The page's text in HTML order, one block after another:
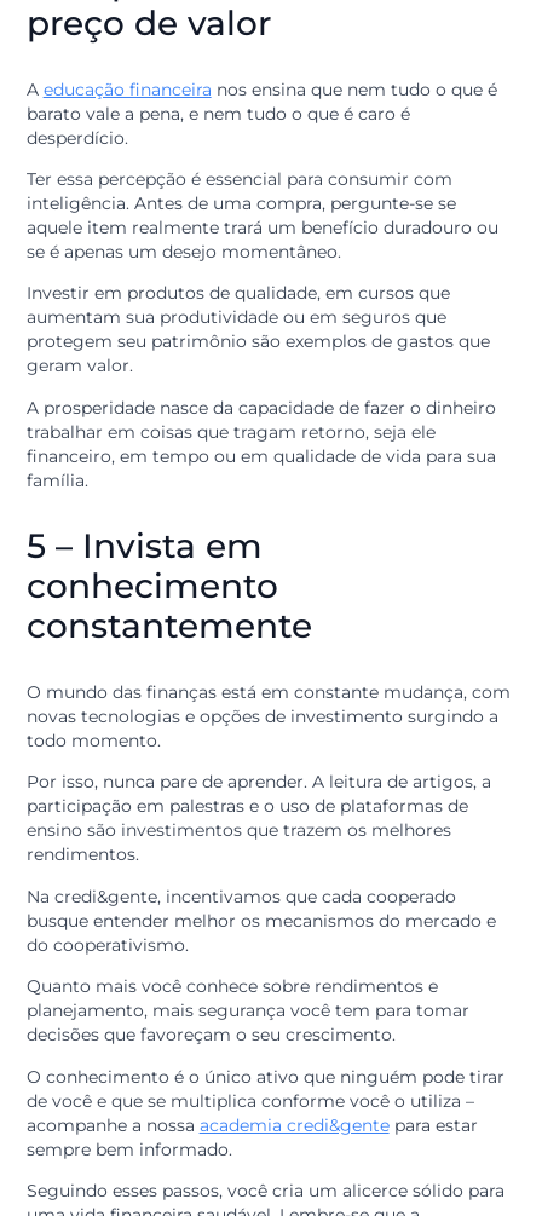
Assim que receber sua renda, separe uma parte para
seja pequeno no início, o mais importante aqui é a
construção do hábito.
de que o seu futuro e a sua segurança são as
Esse comportamento é o que garante que você terá
recursos para aproveitar oportunidades ou enfrentar
imprevistos sem desespero.
4 – Aprenda a diferenciar
preço de valor
Aeducação financeiranos ensina que nem tudo o que
barato vale a pena, e nem tudo o que é caro é
Ter essa percepção é essencial para consumir com
inteligência. Antes de uma compra, pergunte-se se
aquele item realmente trará um benefício duradouro
se é apenas um desejo momentâneo.
Investir em produtos de qualidade, em cursos que
aumentam sua produtividade ou em seguros que
protegem seu patrimônio são exemplos de gastos
A prosperidade nasce da capacidade de fazer o
trabalhar em coisas que tragam retorno, seja ele
financeiro, em tempo ou em qualidade de vida para
família.
5 – Invista em
conhecimento
constantemente
O mundo das finanças está em constante mudança,
novas tecnologias e opções de investimento surgindo
todo momento.